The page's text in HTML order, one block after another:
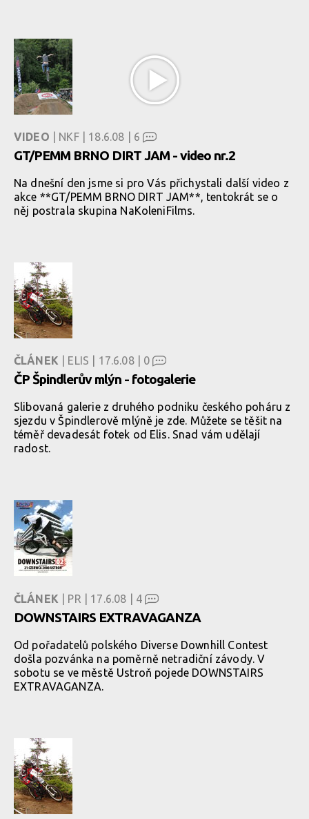
VIDEO | NKF | 18.6.08 | 6
GT/PEMM BRNO DIRT JAM - video nr.2
Na dnešní den jsme si pro Vás přichystali další video z
akce **GT/PEMM BRNO DIRT JAM**, tentokrát se o
něj postrala skupina NaKoleniFilms.
ČLÁNEK | ELIS | 17.6.08 | 0
ČP Špindlerův mlýn - fotogalerie
Slibovaná galerie z druhého podniku českého poháru z
sjezdu v Špindlerově mlýně je zde. Můžete se těšit na
téměř devadesát fotek od Elis. Snad vám udělají
radost.
ČLÁNEK | PR | 17.6.08 | 4
DOWNSTAIRS EXTRAVAGANZA
Od pořadatelů polského Diverse Downhill Contest
došla pozvánka na poměrně netradiční závody. V
sobotu se ve městě Ustroň pojede DOWNSTAIRS
EXTRAVAGANZA.